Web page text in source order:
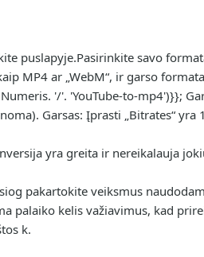
puslapyje.Pasirinkite savo
MP4 ar „WebM“, ir garso
'/'. 'YouTube-to-mp4')}};
Garsas: Įprasti „Bitrates“
yra greita ir nereikalauja
pakartokite veiksmus
palaiko kelis važiavimus, kad
k.